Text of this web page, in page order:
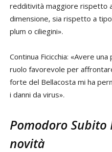
redditività maggiore rispetto
dimensione, sia rispetto a
plum o ciliegini».
Continua Ficicchia: «Avere
ruolo favorevole per
forte del Bellacosta mi ha
i danni da virus».
Pomodoro Subito
novità